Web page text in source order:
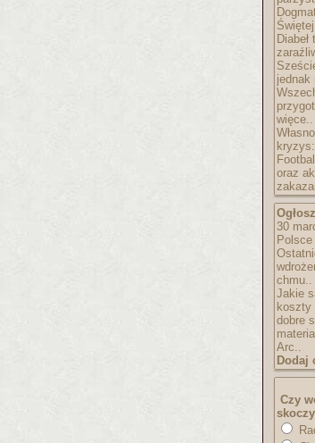
jednak
więce..
oraz
30
Polsce
chmu..
Jakie
koszty
dobre
Arc..
Dodaj
Czy